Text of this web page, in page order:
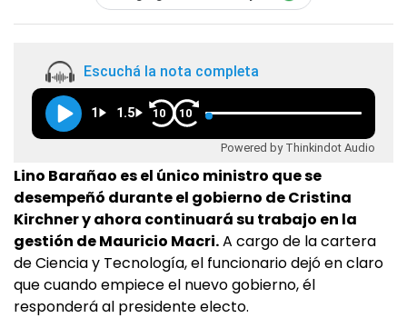
Escuchá la nota completa
1 1.5 10 10
Powered by Thinkindot Audio
Lino Barañao es el único ministro que se
desempeñó durante el gobierno de Cristina
Kirchner y ahora continuará su trabajo en la
gestión de Mauricio Macri.A cargo de la cartera
de Ciencia y Tecnología, el funcionario dejó en claro
que cuando empiece el nuevo gobierno, él
responderá al presidente electo.